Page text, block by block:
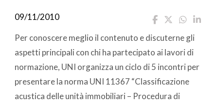
09/11/2010
Per conoscere meglio il contenuto e discuterne gli
aspetti principali con chi ha partecipato ai lavori di
normazione, UNI organizza un ciclo di 5 incontri per
presentare la norma UNI 11367 “Classificazione
acustica delle unità immobiliari – Procedura di